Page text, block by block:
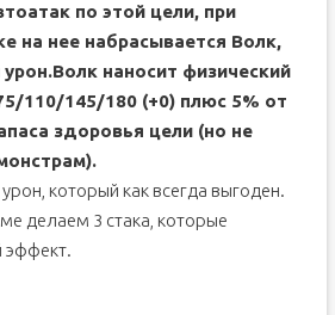
по этой цели, при
на нее набрасывается Волк,
наносит физический
110/145/180 (+0) плюс 5% от
здоровья цели (но не
который как всегда выгоден.
делаем 3 стака, которые
эффект.